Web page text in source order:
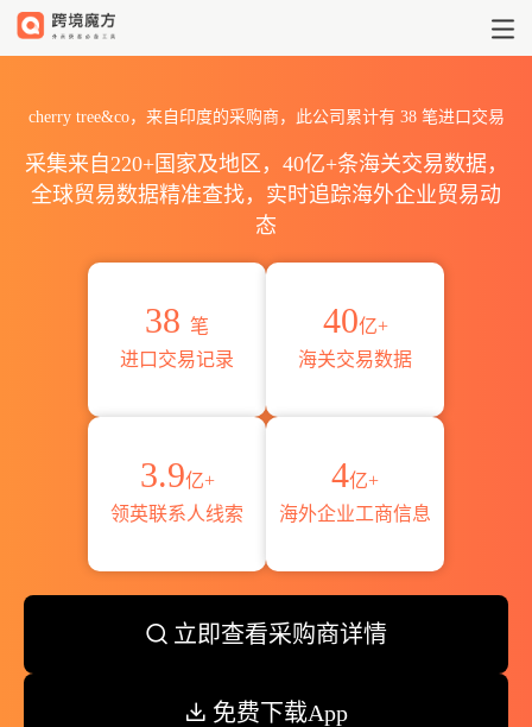
cherry tree&co，来自印度的采购商，此公司累计有 38笔进口交易
采集来自220+国家及地区，40亿+条海关交易数据，
全球贸易数据精准查找，实时追踪海外企业贸易动
态
38 笔
进口交易记录
40亿+
海关交易数据
3.9亿+
领英联系人线索
4亿+
海外企业工商信息
立即查看采购商详情
免费下载App